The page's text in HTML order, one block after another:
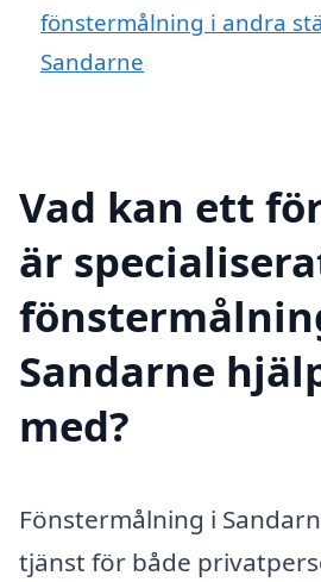
fönstermålning i andra
Sandarne
Vad kan ett
är
Sandarne
med?
Fönstermålning i
tjänst för både